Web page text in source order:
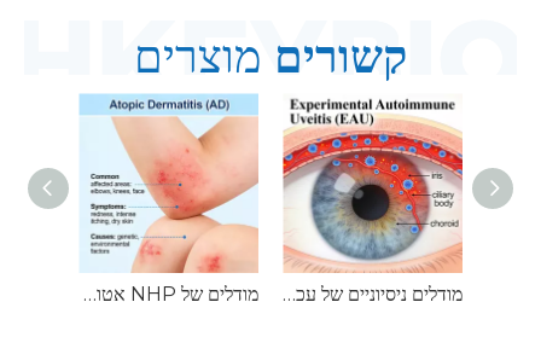
קשורים מוצרים
מודלים של NHP אטופיק דרמטיטיס (AD). מודלים ניסיוניים של עכבר אוטואימונית (EAU).